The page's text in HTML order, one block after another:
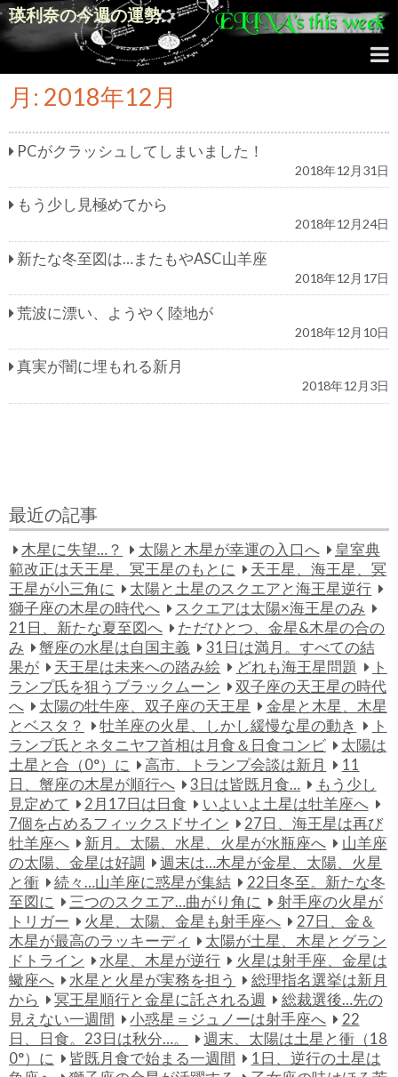
瑛利奈の今週の運勢
月: 2018年12月
PCがクラッシュしてしまいました！
2018年12月31日
もう少し見極めてから
2018年12月24日
新たな冬至図は…またもやASC山羊座
2018年12月17日
荒波に漂い、ようやく陸地が
2018年12月10日
真実が闇に埋もれる新月
2018年12月3日
最近の記事
木星に失望…？ 太陽と木星が幸運の入口へ
皇室典
範改正は天王星、冥王星のもとに
天王星、海王星、冥
王星が小三角に
太陽と土星のスクエアと海王星逆行
獅子座の木星の時代へ
スクエアは太陽×海王星のみ
21日、新たな夏至図へ
ただひとつ、金星&木星の合の
み
蟹座の水星は自国主義
31日は満月。すべての結
果が
天王星は未来への踏み絵 どれも海王星問題
ト
ランプ氏を狙うブラックムーン
双子座の天王星の時代
へ
太陽の牡牛座、双子座の天王星
金星と木星、木星
とベスタ？
牡羊座の火星、しかし緩慢な星の動き
ト
ランプ氏とネタニヤフ首相は月食＆日食コンビ
太陽は
土星と合（0°）に
高市、トランプ会談は新月
11
日、蟹座の木星が順行へ
3日は皆既月食…
もう少し
見定めて
2月17日は日食
いよいよ土星は牡羊座へ
7個を占めるフィックスドサイン
27日、海王星は再び
牡羊座へ
新月。太陽、水星、火星が水瓶座へ
山羊座
の太陽、金星は好調
週末は…木星が金星、太陽、火星
と衝
続々…山羊座に惑星が集結
22日冬至。新たな冬
至図に
三つのスクエア…曲がり角に
射手座の火星が
トリガー
火星、太陽、金星も射手座へ
27日、金＆
木星が最高のラッキーディ
太陽が土星、木星とグラン
ドトライン
水星、木星が逆行
火星は射手座、金星は
蠍座へ
水星と火星が実務を担う
総理指名選挙は新月
から
冥王星順行と金星に託される週
総裁選後…先の
見えない一週間
小惑星＝ジュノーは射手座へ
22
日、日食。23日は秋分…。
週末、太陽は土星と衝（18
0°）に
皆既月食で始まる一週間
1日、逆行の土星は